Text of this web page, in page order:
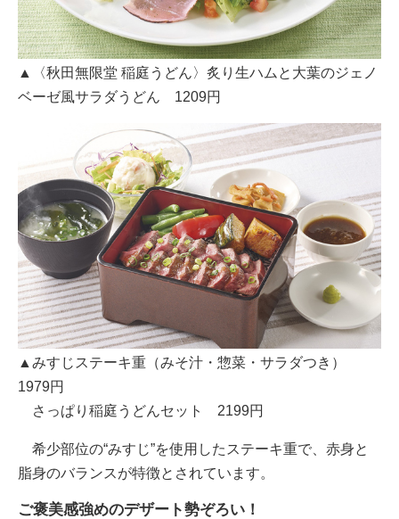
▲〈秋田無限堂 稲庭うどん〉炙り生ハムと大葉のジェノ
ベーゼ風サラダうどん 1209円
▲みすじステーキ重（みそ汁・惣菜・サラダつき）
1979円
さっぱり稲庭うどんセット 2199円
希少部位の“みすじ”を使用したステーキ重で、赤身と
脂身のバランスが特徴とされています。
ご褒美感強めのデザート勢ぞろい！